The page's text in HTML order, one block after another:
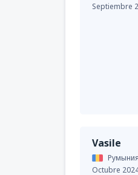
Septiembre
Vasile
Octubre